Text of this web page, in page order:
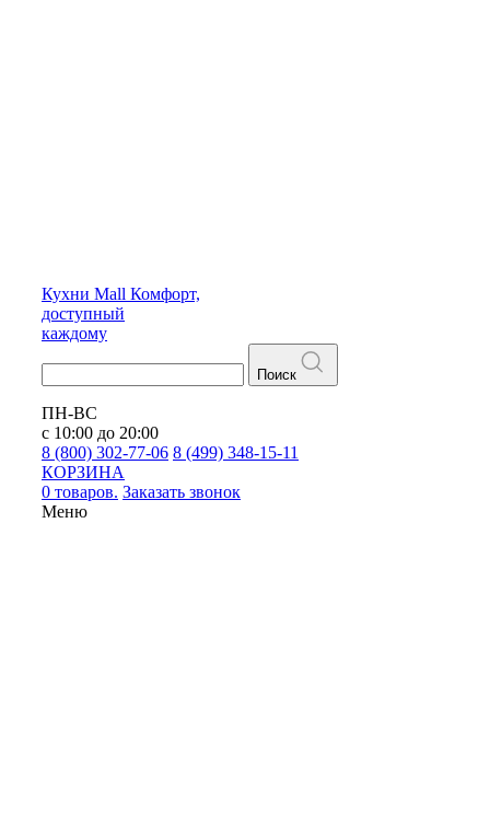
Кухни Mall Комфорт,
доступный
каждому
Поиск
ПН-ВС
с 10:00 до 20:00
8 (800) 302-77-06 8 (499) 348-15-11
КОРЗИНА
0 товаров. Заказать звонок
Меню